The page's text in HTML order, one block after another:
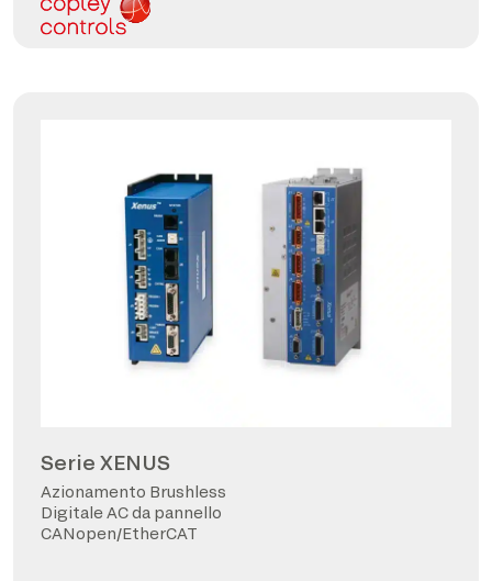
Serie XENUS
Azionamento Brushless
Digitale AC da pannello
CANopen/EtherCAT